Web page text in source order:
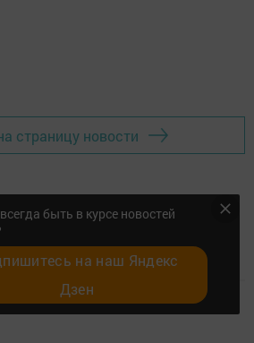
страницу новости
быть в курсе новостей
на наш Яндекс
Дзен